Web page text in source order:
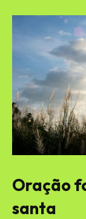
Oração
santa